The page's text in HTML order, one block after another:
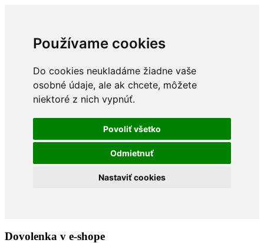
Používame cookies
Do cookies neukladáme žiadne vaše
osobné údaje, ale ak chcete, môžete
niektoré z nich vypnúť.
Povoliť všetko
Odmietnuť
Nastaviť cookies
Dovolenka v e-shope